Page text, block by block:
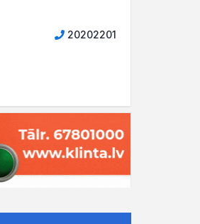
20202201